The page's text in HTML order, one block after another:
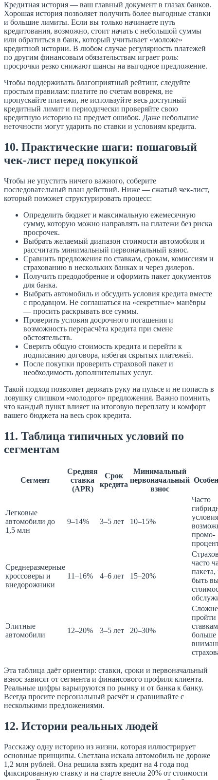
Кредитная история — ваш главный документ в глазах банков.
Хорошая история позволяет получить более выгодные ставки
и большие лимиты. Если вы только начинаете путь
кредитования, возможно, стоит начать с небольшой суммы
или обратиться в банк, который учитывает «моложе»
кредитной истории. В любом случае регулярность платежей
по другим финансовым обязательствам играет роль:
просрочки резко снижают шансы на выгодное предложение.
Чтобы поддерживать благоприятный рейтинг, следуйте
простым правилам: платите по счетам вовремя, не
пропускайте платежи, не используйте весь доступный
кредитный лимит и периодически проверяйте свою
кредитную историю на предмет ошибок. Даже небольшие
неточности могут ударить по ставки и условиям кредита.
10. Практические шаги: пошаговый
чек-лист перед покупкой
Чтобы не упустить ничего важного, соберите
последовательный план действий. Ниже — сжатый чек-лист,
который поможет структурировать процесс:
Определить бюджет и максимальную ежемесячную
сумму, которую можно направлять на платежи без риска
просрочек.
Выбрать желаемый диапазон стоимости автомобиля и
рассчитать минимальный первоначальный взнос.
Сравнить предложения по ставкам, срокам, комиссиям и
страхованию в нескольких банках и через дилеров.
Получить предодобрение и оформить пакет документов
для банка.
Выбрать автомобиль и обсудить условия кредита вместе
с продавцом. Не соглашаться на «секретные» манёвры
— просить раскрывать все суммы.
Проверить условия досрочного погашения и
возможность перерасчёта кредита при смене
обстоятельств.
Сверить общую стоимость кредита и перейти к
подписанию договора, избегая скрытых платежей.
После покупки проверить страховой пакет и
необходимость дополнительных услуг.
Такой подход позволяет держать руку на пульсе и не попасть в
ловушку слишком «молодого» предложения. Важно помнить,
что каждый пункт влияет на итоговую переплату и комфорт
вашего бюджета на весь срок кредита.
11. Таблица типичных условий по
сегментам
Сегмент
Средняя
ставка
(APR)
Срок
кредита
Минимальный
первоначальный
взнос
Легковые
автомобили до
1,5 млн
9–14% 3–5 лет 10–15%
Часто
промо-
Среднеразмерные
кроссоверы и
внедорожники
11–16% 4–6 лет 15–20%
часто
быть
Элитные
автомобили
12–20% 3–5 лет 20–30%
пройти
больше
Эта таблица даёт ориентир: ставки, сроки и первоначальный
взнос зависят от сегмента и финансового профиля клиента.
Реальные цифры варьируются по рынку и от банка к банку.
Всегда просите персональный расчёт и сравнивайте с
несколькими предложениями.
12. Истории реальных людей
Расскажу одну историю из жизни, которая иллюстрирует
основные принципы. Светлана искала автомобиль не дороже
1,2 млн рублей. Она решила взять кредит на 4 года под
фиксированную ставку и на старте внесла 20% от стоимости